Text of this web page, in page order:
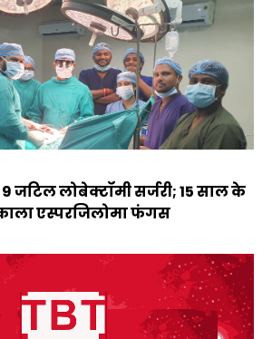
जटिल लोबेक्टॉमी सर्जरी; 15 साल के
एस्परजिलोमा फंगस